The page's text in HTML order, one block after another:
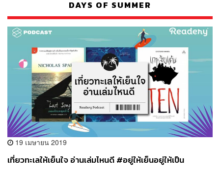
DAYS OF SUMMER
19 เมษายน 2019
เที่ยวทะเลให้เย็นใจ อ่านเล่มไหนดี #อยู่ให้เย็นอยู่ให้เป็น